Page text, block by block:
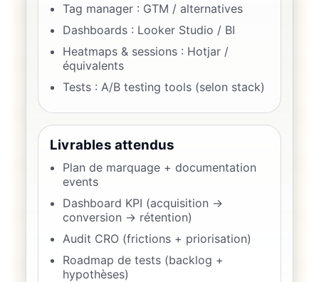
Tag manager : GTM / alternatives
Dashboards : Looker Studio / BI
Heatmaps & sessions : Hotjar /
équivalents
Tests : A/B testing tools (selon stack)
Livrables attendus
Plan de marquage + documentation
events
Dashboard KPI (acquisition →
conversion → rétention)
Audit CRO (frictions + priorisation)
Roadmap de tests (backlog +
hypothèses)